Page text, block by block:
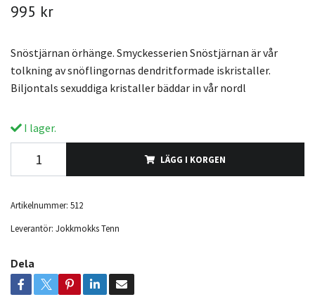
995 kr
Snöstjärnan örhänge. Smyckesserien Snöstjärnan är vår
tolkning av snöflingornas dendritformade iskristaller.
Biljontals sexuddiga kristaller bäddar in vår nordl
I lager.
LÄGG I KORGEN
Artikelnummer: 512
Leverantör: Jokkmokks Tenn
Dela